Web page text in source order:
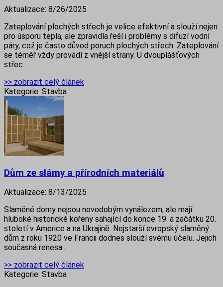
Aktualizace: 8/26/2025
Zateplování plochých střech je velice efektivní a slouží nejen
pro úsporu tepla, ale zpravidla řeší i problémy s difuzí vodní
páry, což je často důvod poruch plochých střech. Zateplování
se téměř vždy provádí z vnější strany. U dvouplášťových
střec...
>> zobrazit celý článek
Kategorie: Stavba
Dům ze slámy a přírodních materiálů
Aktualizace: 8/13/2025
Slaměné domy nejsou novodobým vynálezem, ale mají
hluboké historické kořeny sahající do konce 19. a začátku 20.
století v Americe a na Ukrajině. Nejstarší evropský slaměný
dům z roku 1920 ve Francii dodnes slouží svému účelu. Jejich
současná renesa...
>> zobrazit celý článek
Kategorie: Stavba